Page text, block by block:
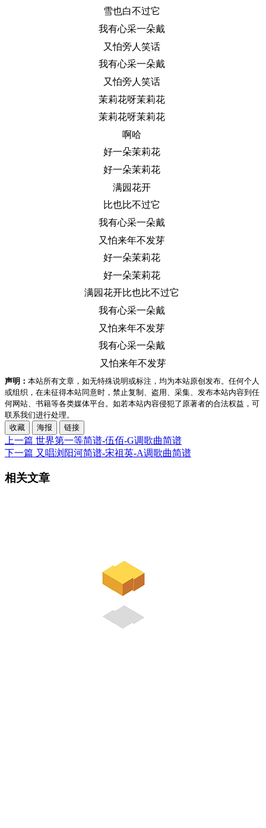
雪也白不过它
我有心采一朵戴
又怕旁人笑话
我有心采一朵戴
又怕旁人笑话
茉莉花呀茉莉花
茉莉花呀茉莉花
啊哈
好一朵茉莉花
好一朵茉莉花
满园花开
比也比不过它
我有心采一朵戴
又怕来年不发芽
好一朵茉莉花
好一朵茉莉花
满园花开比也比不过它
我有心采一朵戴
又怕来年不发芽
我有心采一朵戴
又怕来年不发芽
声明： 本站所有文章，如无特殊说明或标注，均为本站原创发布。任何个人
或组织，在未征得本站同意时，禁止复制、盗用、采集、发布本站内容到任
何网站、书籍等各类媒体平台。如若本站内容侵犯了原著者的合法权益，可
联系我们进行处理。
收藏
海报 链接
上一篇 世界第一等简谱-伍佰-G调歌曲简谱
下一篇 又唱浏阳河简谱-宋祖英-A调歌曲简谱
相关文章